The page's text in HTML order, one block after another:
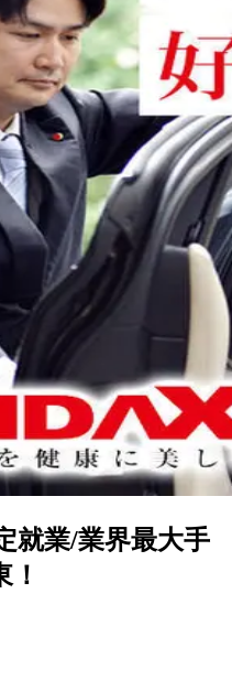
就業/業界最大手